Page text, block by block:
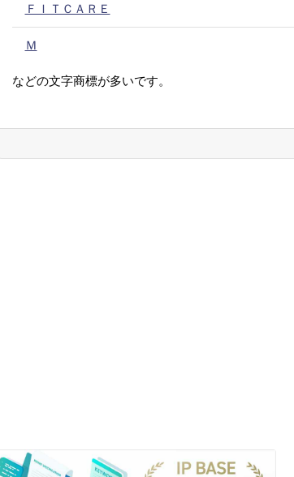
ＦＩＴＣＡＲＥ
Ｍ
などの文字商標が多いです。